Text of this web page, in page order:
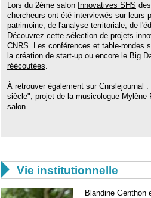
Lors du 2ème salon Innovatives SHS
chercheurs ont été interviewés sur leurs
patrimoine, de l'analyse territoriale, de
Découvrez cette sélection de projets
CNRS. Les conférences et table-rondes
la création de start-up ou encore le Big
réécoutées.
À retrouver également sur Cnrslejournal :
siècle", projet de la musicologue Mylène
salon.
 Vie institutionnelle
Blandine Genthon